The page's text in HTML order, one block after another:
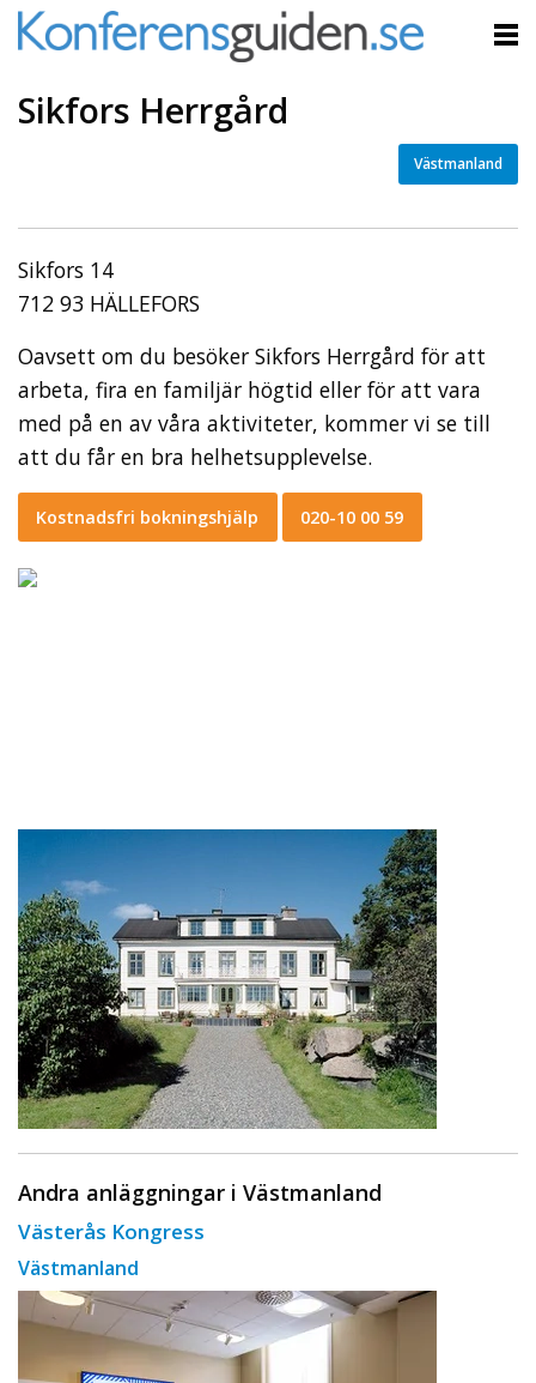
Sikfors Herrgård
Västmanland
Sikfors 14
712 93 HÄLLEFORS
Oavsett om du besöker Sikfors Herrgård för att
arbeta, fira en familjär högtid eller för att vara
med på en av våra aktiviteter, kommer vi se till
att du får en bra helhetsupplevelse.
Kostnadsfri bokningshjälp 020-10 00 59
Andra anläggningar i Västmanland
Västerås Kongress
Västmanland